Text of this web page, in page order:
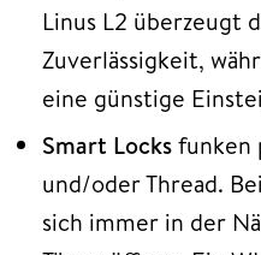
Linus L2 überzeugt
Zuverlässigkeit,
eine günstige
Smart Locksfunken
und/oder Thread.
sich immer in der